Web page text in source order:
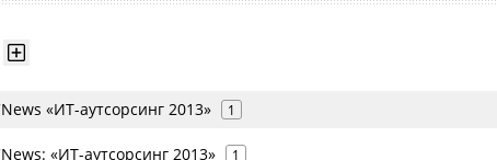
«ИТ-аутсорсинг 2013» 1
«ИТ-аутсорсинг 2013» 1